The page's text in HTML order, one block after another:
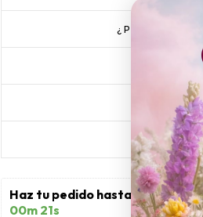
¿PARA
HACER
Haz tu pedido hasta h.17:00
00m 19s